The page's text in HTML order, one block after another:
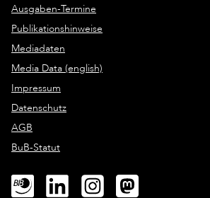
Ausgaben-Termine
Publikationshinweise
Mediadaten
Media Data (english)
Impressum
Datenschutz
AGB
BuB-Statut